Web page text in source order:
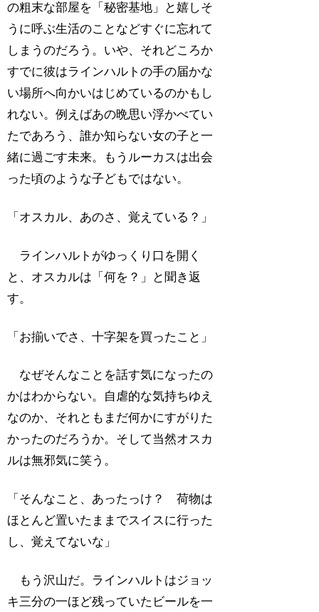
の粗末な部屋を「秘密基地」と嬉しそ
うに呼ぶ生活のことなどすぐに忘れて
しまうのだろう。いや、それどころか
すでに彼はラインハルトの手の届かな
い場所へ向かいはじめているのかもし
れない。例えばあの晩思い浮かべてい
たであろう、誰か知らない女の子と一
緒に過ごす未来。もうルーカスは出会
った頃のような子どもではない。
「オスカル、あのさ、覚えている？」
ラインハルトがゆっくり口を開く
と、オスカルは「何を？」と聞き返
す。
「お揃いでさ、十字架を買ったこと」
なぜそんなことを話す気になったの
かはわからない。自虐的な気持ちゆえ
なのか、それともまだ何かにすがりた
かったのだろうか。そして当然オスカ
ルは無邪気に笑う。
「そんなこと、あったっけ？ 荷物は
ほとんど置いたままでスイスに行った
し、覚えてないな」
もう沢山だ。ラインハルトはジョッ
キ三分の一ほど残っていたビールを一